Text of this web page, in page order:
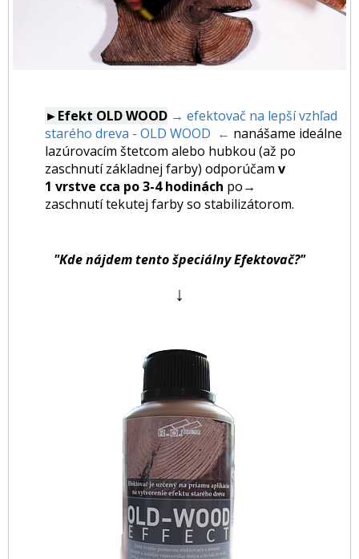
►Efekt OLD WOOD → efektovač na lepší vzhľad
starého dreva - OLD WOOD ← nanášame ideálne
lazúrovacím štetcom alebo hubkou (až po
zaschnutí základnej farby) odporúčam v
1 vrstve cca po 3-4 hodinách po→
zaschnutí tekutej farby so stabilizátorom.
"Kde nájdem tento špeciálny Efektovač?"
↓